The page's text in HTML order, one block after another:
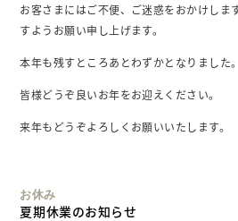
お客さまにはご不便、ご迷惑をおかけしま
すようお願い申し上げます。
本年も残すところあとわずかとなりました。
皆様どうぞ良いお年をお迎えください。
来年もどうぞよろしくお願いいたします。
お休み
夏期休業のお知らせ